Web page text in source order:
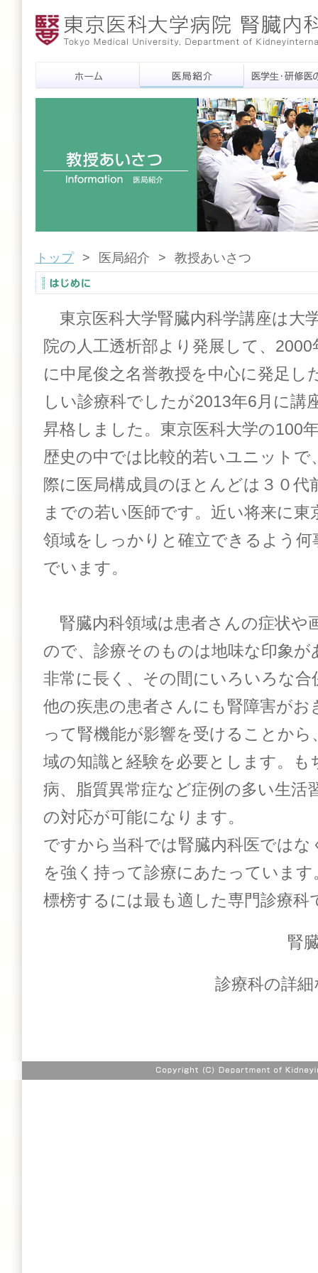
トップ > 医局紹介 > 教授あいさつ
東京医科大学腎臓内科学講座は大
院の人工透析部より発展して、2000
に中尾俊之名誉教授を中心に発足し
しい診療科でしたが2013年6月に講
昇格しました。東京医科大学の100
歴史の中では比較的若いユニットで
際に医局構成員のほとんどは３０代
までの若い医師です。近い将来に東
領域をしっかりと確立できるよう
でいます。
腎臓内科領域は患者さんの症状や
ので、診療そのものは地味な印象
非常に長く、その間にいろいろな
他の疾患の患者さんにも腎障害がお
って腎機能が影響を受けることか
域の知識と経験を必要とします。も
病、脂質異常症など症例の多い生活
の対応が可能になります。
ですから当科では腎臓内科医ではな
を強く持って診療にあたっていま
標榜するには最も適した専門診療
腎
診療科の詳